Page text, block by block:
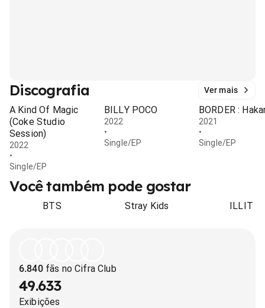
Discografia Ver mais
A Kind Of Magic
(Coke Studio
Session)
2022
•
Single/EP
BILLY POCO
2022
•
Single/EP
BORDER :
2021
•
Single/EP
Você também pode gostar
BTS Stray Kids ILLIT
6.840fãs no Cifra Club
49.633
Exibições